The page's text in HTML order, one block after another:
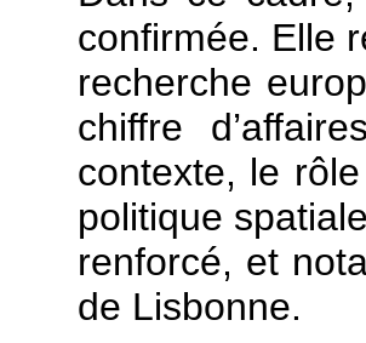
confirmée. Elle
recherche
chiffre
contexte, le
politique
renforcé, et
de Lisbonne.